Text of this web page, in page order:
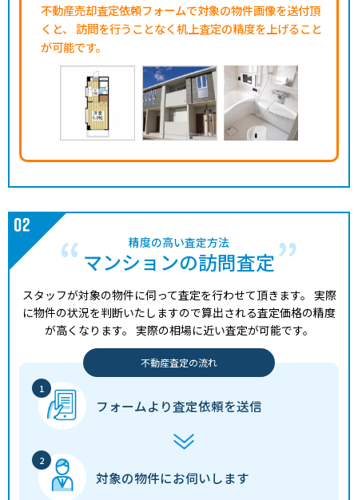
不動産売却査定依頼フォームで対象の物件画像を送付頂
くと、
訪問を行うことなく机上査定の精度を上げること
が可能です。
精度の高い査定方法
マンションの訪問査定
スタッフが対象の物件に伺って査定を行わせて頂きます。 実際
に物件の状況を判断いたしますので算出される査定価格の精度
が高くなります。 実際の相場に近い査定が可能です。
不動産査定の流れ
フォームより査定依頼を送信
対象の物件にお伺いします